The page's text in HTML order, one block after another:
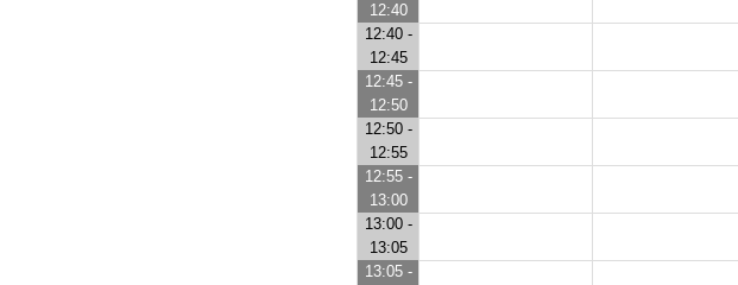
12:40
12:40 -
12:45
12:45 -
12:50
12:50 -
12:55
12:55 -
13:00
13:00 -
13:05
13:05 -